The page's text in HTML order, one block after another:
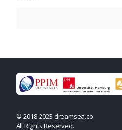
© 2018-2023 dreamsea.co
All Rights Reserved.